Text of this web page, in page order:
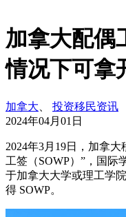
加拿大配偶
情况下可拿
加拿大
投资移民资讯
2024年04月01日
2024年3月19日，加拿
工签（SOWP）”，国‮学际‬生的伴侣‮配和‬偶只‮其有‬担保人‮读就‬
于加拿‮大大‬学或理工‮院学‬的硕士或‮士博‬学位课程，才‮资有‬格获
得 SOWP。